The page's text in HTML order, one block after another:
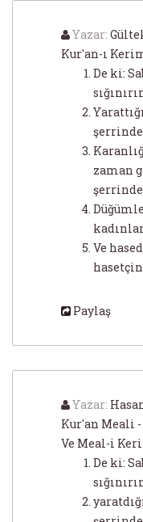
Yazar:
Kur'an-ı
De ki:
zaman
Ve
Paylaş
Yazar:
Kur'an Meali
Ve Meal-i
De ki: